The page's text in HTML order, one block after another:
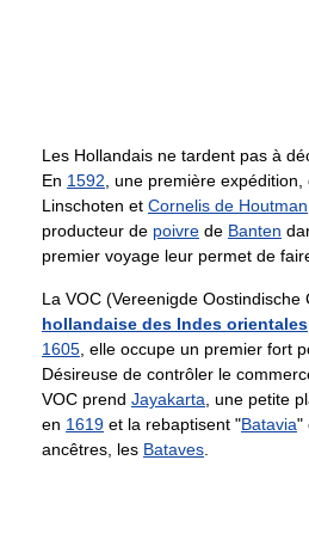
Les Hollandais ne tardent pas à
En 1592 , une première
Linschoten et Cornelis de Houtman
producteur de poivre de Banten
premier voyage leur permet de
La VOC (Vereenigde Oostindische
hollandaise des Indes orientales
1605 , elle occupe un premier fort
Désireuse de contrôler le
VOC prend Jayakarta , une petite
en 1619 et la rebaptisent "Batavia"
ancêtres, les Bataves